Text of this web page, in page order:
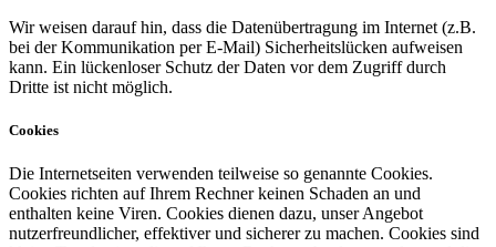
Wir weisen darauf hin, dass die Datenübertragung im Internet (z.B.
bei der Kommunikation per E-Mail) Sicherheitslücken aufweisen
kann. Ein lückenloser Schutz der Daten vor dem Zugriff durch
Dritte ist nicht möglich.
Cookies
Die Internetseiten verwenden teilweise so genannte Cookies.
Cookies richten auf Ihrem Rechner keinen Schaden an und
enthalten keine Viren. Cookies dienen dazu, unser Angebot
nutzerfreundlicher, effektiver und sicherer zu machen. Cookies sind